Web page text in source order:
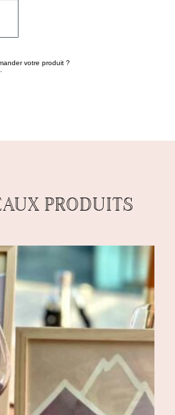
votre produit ?
PRODUITS